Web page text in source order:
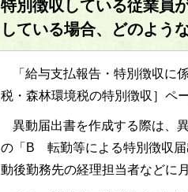
特別徴収している従業員
している場合、どのよう
「給与支払報告・特別徴収に
税・森林環境税の特別徴収］ペ
異動届出書を作成する際は、
の「B 転勤等による特別徴収届
動後勤務先の経理担当者などに